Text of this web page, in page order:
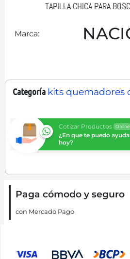
TAPILLA CHICA PARA
Marca:
Categoría kits quemadores
Cotizar Productos Online
¿En que te puedo
hoy?
Paga cómodo y seguro
con Mercado Pago